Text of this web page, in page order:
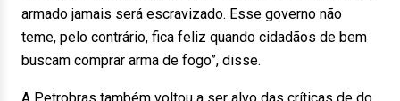
armado jamais será escravizado. Esse governo não
teme, pelo contrário, fica feliz quando cidadãos de bem
buscam comprar arma de fogo”, disse.